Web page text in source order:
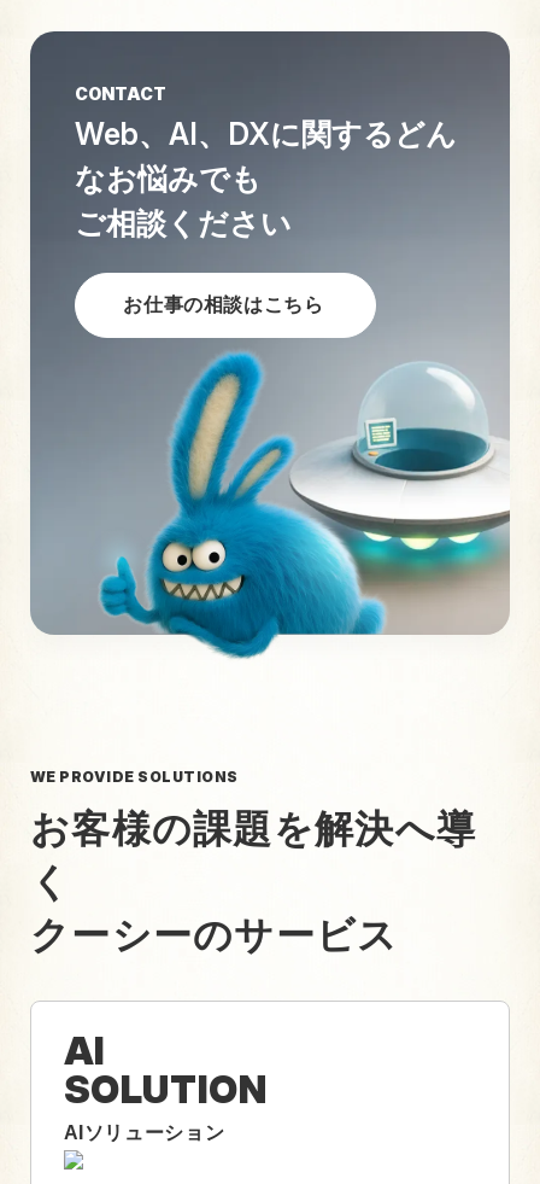
CONTACT
Web、AI、DXに関する どん
なお悩みでも
ご相談ください
お仕事の相談はこちら
WE PROVIDE SOLUTIONS
お客様の課題を解決へ導
く
クーシーのサービス
AI
SOLUTION
AIソリューション